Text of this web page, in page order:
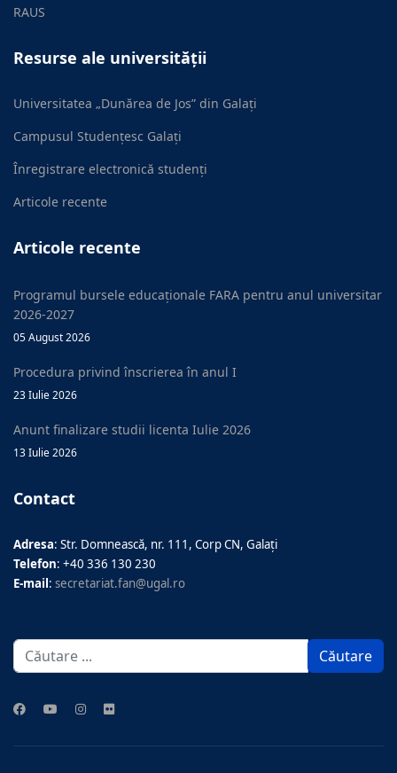
RAUS
Resurse ale universității
Universitatea „Dunărea de Jos” din Galați
Campusul Studențesc Galați
Înregistrare electronică studenți
Articole recente
Articole recente
Programul bursele educaționale FARA pentru anul universitar
2026-2027
05 August 2026
Procedura privind înscrierea în anul I
23 Iulie 2026
Anunt finalizare studii licenta Iulie 2026
13 Iulie 2026
Contact
Adresa: Str. Domnească, nr. 111, Corp CN, Galați
Telefon: +40 336 130 230
E-mail: secretariat.fan@ugal.ro
Căutare
...
Căutare